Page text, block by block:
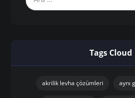
Tags Cloud
akrilik levha çözümleri aynı